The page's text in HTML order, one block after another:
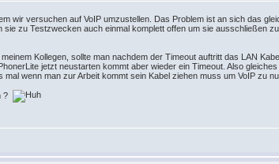
wir versuchen auf VoIP umzustellen. Das Problem ist an sich das
zu Testzwecken auch einmal komplett offen um sie ausschließen
Kollegen, sollte man nachdem der Timeout auftritt das LAN
jetzt neustarten kommt aber wieder ein Timeout. Also
wenn man zur Arbeit kommt sein Kabel ziehen muss um VoIP zu
?